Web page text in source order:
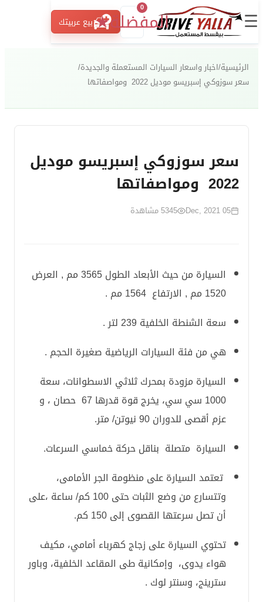
☰ المفضلة
0
★ بيع عربيتك
الرئيسية/اخبار واسعار السيارات المستعملة والجديدة/
سعر سوزوكي إسبريسو موديل 2022 ومواصفاتها
سعر سوزوكي إسبريسو موديل
2022 ومواصفاتها
05 Dec, 2021
5345مشاهدة
السيارة من حيث الأبعاد الطول 3565 مم , العرض
1520 مم , الارتفاع 1564 مم .
سعة الشنطة الخلفية 239 لتر .
هي من فئة السيارات الرياضية صغيرة الحجم .
السيارة مزودة بمحرك ثلاثي الاسطوانات، سعة
1000 سي سي، يخرج قوة قدرها 67 حصان ، و
عزم أقصى للدوران 90 نيوتن/ متر.
السيارة متصلة بناقل حركة خماسي السرعات.
تعتمد السيارة على منظومة الجر الأمامى،
وتتسارع من وضع الثبات حتى 100 كم/ ساعة ،على
أن تصل سرعتها القصوى إلى 150 كم.
تحتوي السيارة على زجاج كهرباء أمامي، مكيف
هواء يدوى، وإمكانية طى المقاعد الخلفية، وباور
سترينج، وسنتر لوك .